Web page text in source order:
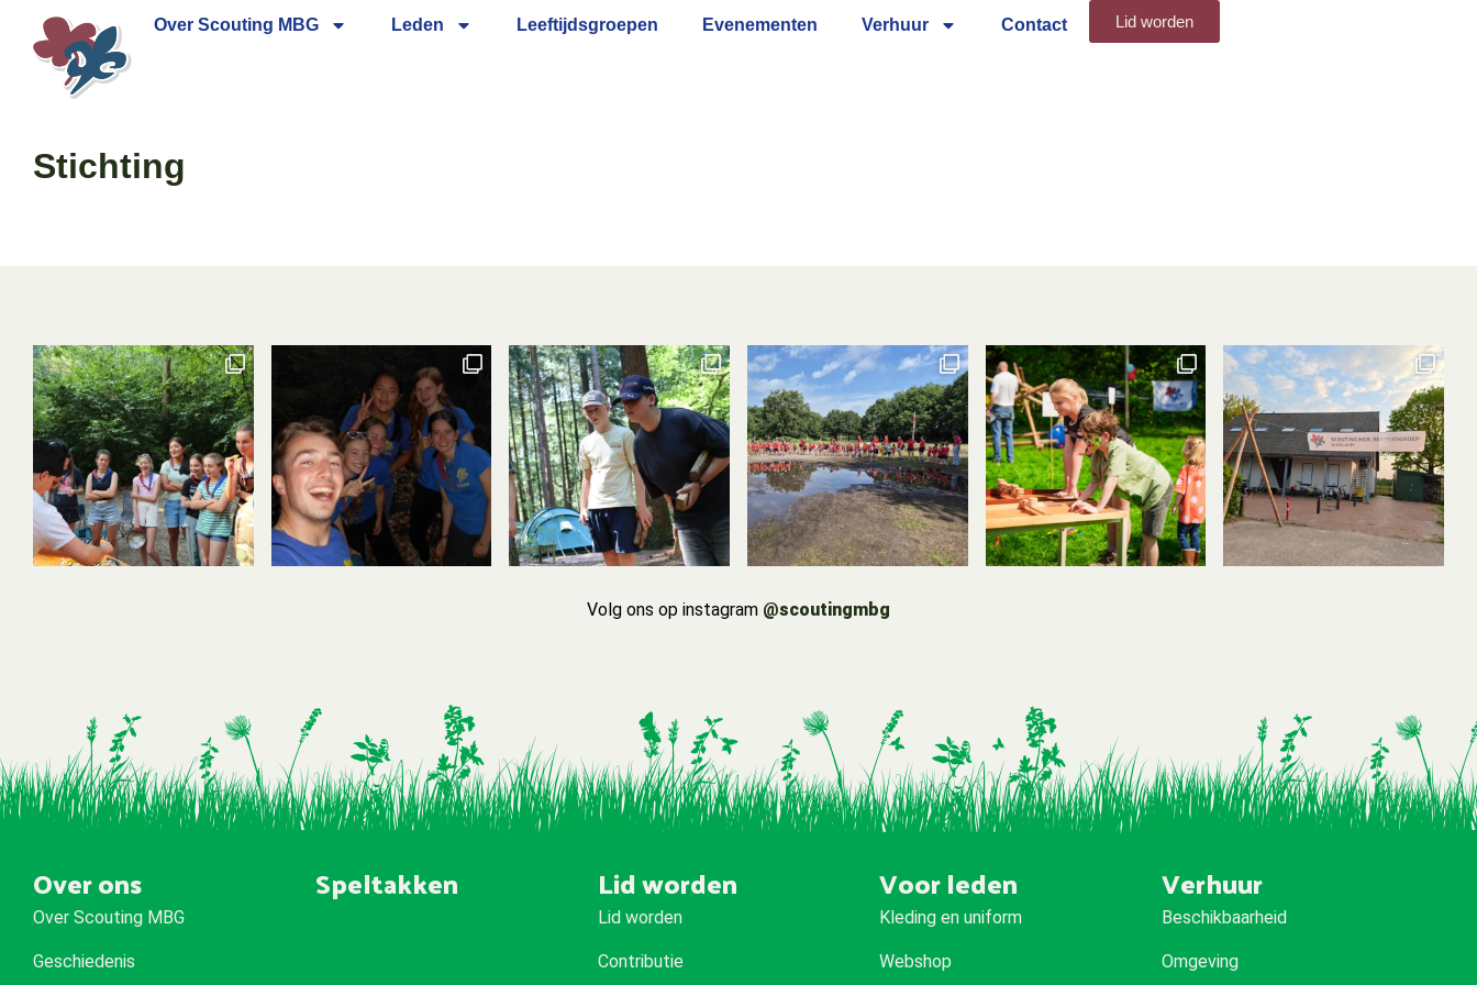
Over Scouting MBG Leden Leeftijdsgroepen Evenementen Verhuur Contact Lid worden
Stichting
Volg ons op instagram @scoutingmbg
Over ons
Over Scouting MBG
Geschiedenis
Speltakken Lid worden
Lid worden
Contributie
Voor leden
Kleding en uniform
Webshop
Verhuur
Beschikbaarheid
Omgeving